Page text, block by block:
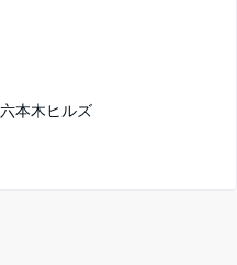
本木ヒルズ